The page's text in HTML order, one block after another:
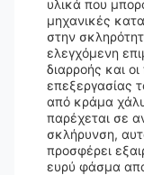
υλικά που
μηχανικές
στην
ελεγχόμενη
διαρροής και
επεξεργασίας
από κράμα
παρέχεται σε
σκλήρυνση,
προσφέρει
ευρύ φάσμα